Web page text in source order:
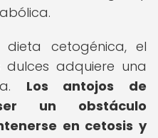
cetogénica, el
adquiere una
Los antojos de
un obstáculo
en cetosis y